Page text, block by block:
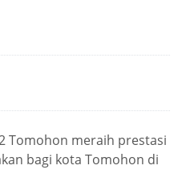
Tomohon meraih prestasi
bagi kota Tomohon di